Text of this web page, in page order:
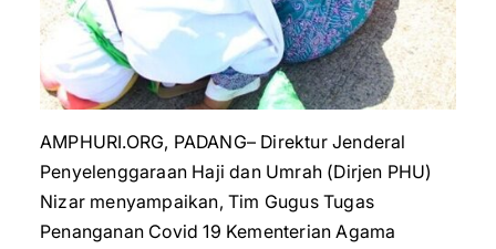
AMPHURI.ORG, PADANG– Direktur Jenderal
Penyelenggaraan Haji dan Umrah (Dirjen PHU)
Nizar menyampaikan, Tim Gugus Tugas
Penanganan Covid 19 Kementerian Agama